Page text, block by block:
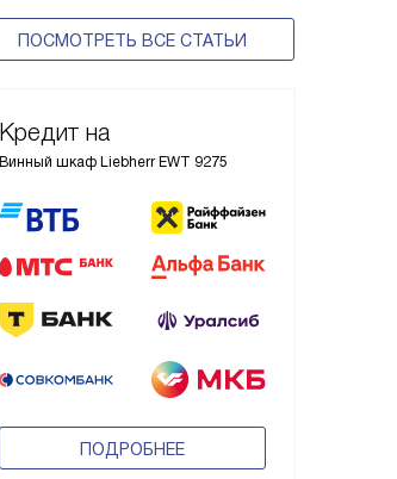
ПОСМОТРЕТЬ ВСЕ СТАТЬИ
Кредит на
Винный шкаф Liebherr EWT 9275
ПОДРОБНЕЕ